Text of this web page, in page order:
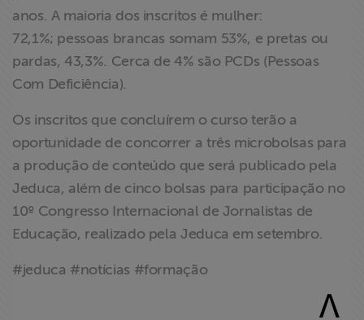
anos. A maioria dos inscritos é mulher​:
72,1%; pessoas brancas​ somam 53%, e pretas ou
pardas, 43,3%. ​​Cerca de 4% são PCDs (Pessoas
Com Deficiência).
Os inscritos que concluírem o curso ​t​erão a
oportunidade de concorrer a três microbolsas para
a produção de conteúdo que será publicado pela
Jeduca, além de cinco bolsas para participação no
10º Congresso Internacional de Jornalistas de
Educação​, realizado pela Jeduca em setembro.
​#jeduca #notícias #formação